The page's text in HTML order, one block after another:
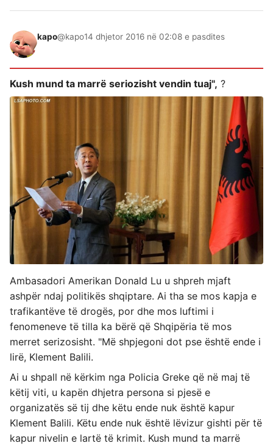
kapo@kapo14 dhjetor 2016 në 02:08 e pasdites
Kush mund ta marrë seriozisht vendin tuaj", ?
Ambasadori Amerikan Donald Lu u shpreh mjaft
ashpër ndaj politikës shqiptare. Ai tha se mos kapja e
trafikantëve të drogës, por dhe mos luftimi i
fenomeneve të tilla ka bërë që Shqipëria të mos
merret serizosisht. "Më shpjegoni dot pse është ende i
lirë, Klement Balili.
Ai u shpall në kërkim nga Policia Greke që në maj të
këtij viti, u kapën dhjetra persona si pjesë e
organizatës së tij dhe këtu ende nuk është kapur
Klement Balili. Këtu ende nuk është lëvizur gishti për të
kapur nivelin e lartë të krimit. Kush mund ta marrë